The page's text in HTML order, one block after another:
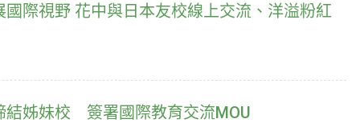
際視野 花中與日本友校線上交流、洋溢粉紅
結姊妹校 簽署國際教育交流MOU